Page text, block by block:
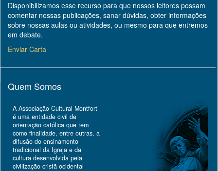
Disponibilizamos esse recurso para que nossos leitores possam
comentar nossas publicações, sanar dúvidas, obter informações
sobre nossas aulas ou atividades, ou mesmo para que entremos
em debate.
Enviar Carta
Quem Somos
A Associação Cultural Montfort
é uma entidade civil de
orientação católica que tem
como finalidade, entre outras, a
difusão do ensinamento
tradicional da Igreja e da
cultura desenvolvida pela
civilização cristã ocidental